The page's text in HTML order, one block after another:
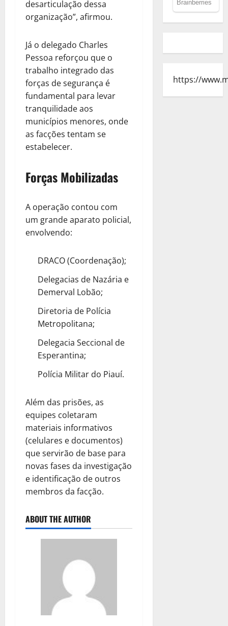
desarticulação dessa
organização”, afirmou.
Já o delegado Charles
Pessoa reforçou que o
trabalho integrado das
forças de segurança é
fundamental para levar
tranquilidade aos
municípios menores, onde
as facções tentam se
estabelecer.
Forças Mobilizadas
A operação contou com
um grande aparato policial,
envolvendo:
DRACO (Coordenação);
Delegacias de Nazária e
Demerval Lobão;
Diretoria de Polícia
Metropolitana;
Delegacia Seccional de
Esperantina;
Polícia Militar do Piauí.
Além das prisões, as
equipes coletaram
materiais informativos
(celulares e documentos)
que servirão de base para
novas fases da investigação
e identificação de outros
membros da facção.
ABOUT THE AUTHOR
https://